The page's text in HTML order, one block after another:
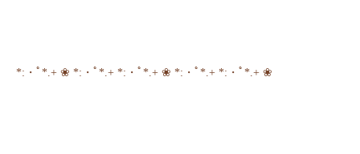
*:・ﾟ*.+ ❀ *:・ﾟ*.+ *:・ﾟ*.+ ❀ *:・ﾟ*.+ *:・ﾟ*.+ ❀